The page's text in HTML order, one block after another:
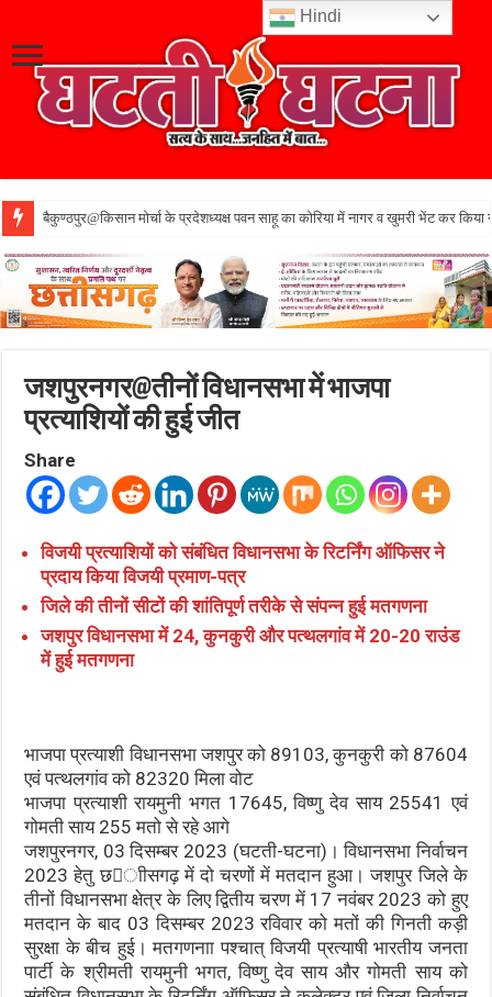
बैकुण्ठपुर@किसान मोर्चा के प्रदेशध्यक्ष पवन साहू का कोरिया में नागर व खुमरी भेंट कर किया
जशपुरनगर@तीनों विधानसभा में भाजपा
प्रत्याशियों की हुई जीत
Share
विजयी प्रत्याशियों को संबंधित विधानसभा के रिटर्निंग ऑफिसर ने
प्रदाय किया विजयी प्रमाण-पत्र
जिले की तीनों सीटों की शांतिपूर्ण तरीके से संपन्न हुई मतगणना
जशपुर विधानसभा में 24, कुनकुरी और पत्थलगांव में 20-20 राउंड
में हुई मतगणना
भाजपा प्रत्याशी विधानसभा जशपुर को 89103, कुनकुरी को 87604
एवं पत्थलगांव को 82320 मिला वोट
भाजपा प्रत्याशी रायमुनी भगत 17645, विष्णु देव साय 25541 एवं
गोमती साय 255 मतो से रहे आगे
जशपुरनगर, 03 दिसम्बर 2023 (घटती-घटना)। विधानसभा निर्वाचन
2023 हेतु छाीसगढ़ में दो चरणों में मतदान हुआ। जशपुर जिले के
तीनों विधानसभा क्षेत्र के लिए द्वितीय चरण में 17 नवंबर 2023 को हुए
मतदान के बाद 03 दिसम्बर 2023 रविवार को मतों की गिनती कड़ी
सुरक्षा के बीच हुई। मतगणनाा पश्चात् विजयी प्रत्याषी भारतीय जनता
पार्टी के श्रीमती रायमुनी भगत, विष्णु देव साय और गोमती साय को
Hindi